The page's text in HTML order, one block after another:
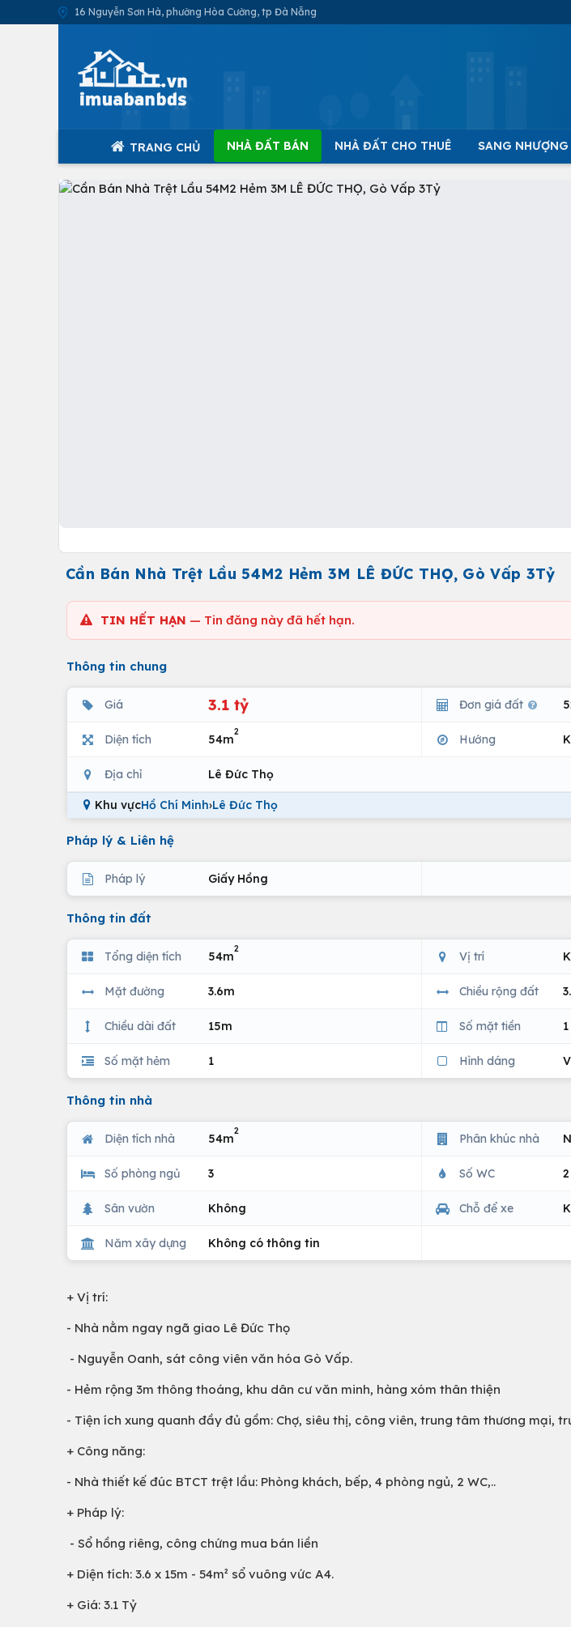
16 Nguyễn Sơn Hà, phường Hòa Cường, tp Đà Nẵng
TRANG CHỦ NHÀ ĐẤT BÁN NHÀ ĐẤT CHO THUÊ SANG NHƯỢNG
Cần Bán Nhà Trệt Lầu 54M2 Hẻm 3M LÊ ĐỨC THỌ, Gò Vấp 3Tỷ
TIN HẾT HẠN — Tin đăng này đã hết hạn.
Thông tin chung
Giá 3.1 tỷ Đơn giá đất
Diện tích 54m
2
Hướng
Địa chỉ Lê Đức Thọ
Khu vựcHồ Chí Minh›Lê Đức Thọ
Pháp lý & Liên hệ
Pháp lý Giấy Hồng
Thông tin đất
Tổng diện tích 54m
2
Vị trí
Mặt đường 3.6m Chiều rộng đất
Chiều dài đất 15m Số mặt tiền
Số mặt hẻm 1 Hình dáng
Thông tin nhà
Diện tích nhà 54m
2
Phân khúc nhà
Số phòng ngủ 3 Số WC 2
Sân vườn Không Chỗ để xe
Năm xây dựng Không có thông tin
+ Vị trí:
- Nhà nằm ngay ngã giao Lê Đức Thọ
- Nguyễn Oanh, sát công viên văn hóa Gò Vấp.
- Hẻm rộng 3m thông thoáng, khu dân cư văn minh, hàng xóm thân thiện
- Tiện ích xung quanh đầy đủ gồm: Chợ, siêu thị, công viên, trung tâm thương mại,
+ Công năng:
- Nhà thiết kế đúc BTCT trệt lầu: Phòng khách, bếp, 4 phòng ngủ, 2 WC,..
+ Pháp lý:
- Sổ hồng riêng, công chứng mua bán liền
+ Diện tích: 3.6 x 15m - 54m² sổ vuông vức A4.
+ Giá: 3.1 Tỷ